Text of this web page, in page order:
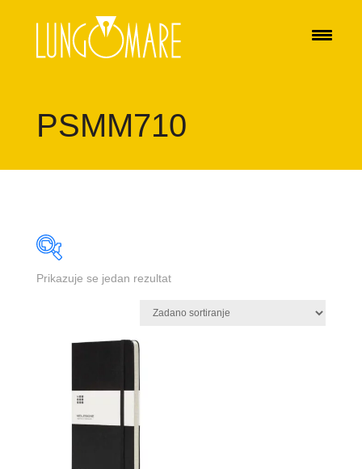
PSMM710
Prikazuje se jedan rezultat